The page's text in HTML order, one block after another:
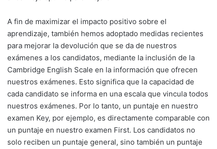
A fin de maximizar el impacto positivo sobre el
aprendizaje, también hemos adoptado medidas recientes
para mejorar la devolución que se da de nuestros
exámenes a los candidatos, mediante la inclusión de la
Cambridge English Scale en la información que ofrecen
nuestros exámenes. Esto significa que la capacidad de
cada candidato se informa en una escala que vincula todos
nuestros exámenes. Por lo tanto, un puntaje en nuestro
examen Key, por ejemplo, es directamente comparable con
un puntaje en nuestro examen First. Los candidatos no
solo reciben un puntaje general, sino también un puntaje